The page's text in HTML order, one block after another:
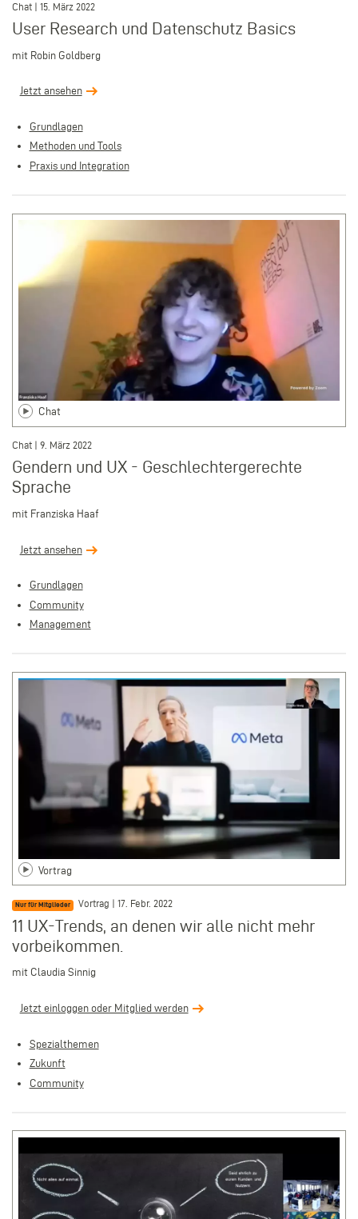
Chat | 15. März 2022
User Research und Datenschutz Basics
mit Robin Goldberg
Jetzt ansehen
Grundlagen
Methoden und Tools
Praxis und Integration
Chat
Chat | 9. März 2022
Gendern und UX - Geschlechtergerechte
Sprache
mit Franziska Haaf
Jetzt ansehen
Grundlagen
Community
Management
Vortrag
Nur für Mitglieder Vortrag | 17. Febr. 2022
11 UX-Trends, an denen wir alle nicht mehr
vorbeikommen.
mit Claudia Sinnig
Jetzt einloggen oder Mitglied werden
Spezialthemen
Zukunft
Community